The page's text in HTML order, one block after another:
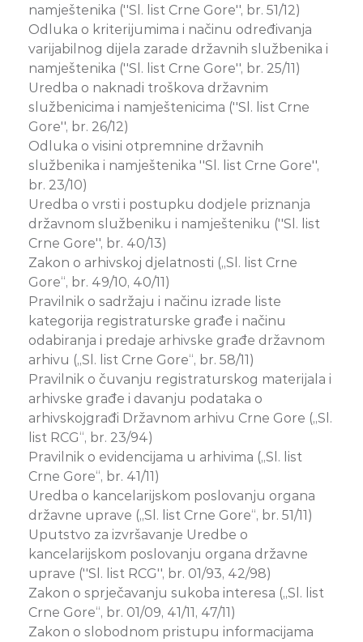
namještenika (''Sl. list Crne Gore'', br. 51/12)
Odluka o kriterijumima i načinu određivanja
varijabilnog dijela zarade državnih službenika i
namještenika (''Sl. list Crne Gore'', br. 25/11)
Uredba o naknadi troškova državnim
službenicima i namještenicima (''Sl. list Crne
Gore'', br. 26/12)
Odluka o visini otpremnine državnih
službenika i namještenika ''Sl. list Crne Gore'',
br. 23/10)
Uredba o vrsti i postupku dodjele priznanja
državnom službeniku i namješteniku (''Sl. list
Crne Gore'', br. 40/13)
Zakon o arhivskoj djelatnosti („Sl. list Crne
Gore“, br. 49/10, 40/11)
Pravilnik o sadržaju i načinu izrade liste
kategorija registraturske građe i načinu
odabiranja i predaje arhivske građe državnom
arhivu („Sl. list Crne Gore“, br. 58/11)
Pravilnik o čuvanju registraturskog materijala i
arhivske građe i davanju podataka o
arhivskojgrađi Državnom arhivu Crne Gore („Sl.
list RCG“, br. 23/94)
Pravilnik o evidencijama u arhivima („Sl. list
Crne Gore“, br. 41/11)
Uredba o kancelarijskom poslovanju organa
državne uprave („Sl. list Crne Gore“, br. 51/11)
Uputstvo za izvršavanje Uredbe o
kancelarijskom poslovanju organa državne
uprave (''Sl. list RCG'', br. 01/93, 42/98)
Zakon o sprječavanju sukoba interesa („Sl. list
Crne Gore“, br. 01/09, 41/11, 47/11)
Zakon o slobodnom pristupu informacijama